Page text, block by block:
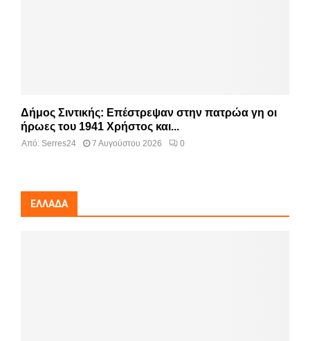
Δήμος Σιντικής: Επέστρεψαν στην πατρώα γη οι
ήρωες του 1941 Χρήστος και...
Από: Serres24 7 Αυγούστου 2026 0
ΕΛΛΆΔΑ